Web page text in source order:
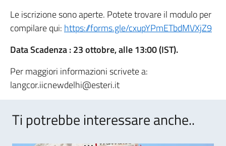
Le iscrizione sono aperte. Potete trovare il modulo per
compilare qui: https://forms.gle/cxupYPmETbdMVXjZ9
Data Scadenza : 23 ottobre, alle 13:00 (IST).
Per maggiori informazioni scrivete a:
langcor.iicnewdelhi@esteri.it
Ti potrebbe interessare anche..